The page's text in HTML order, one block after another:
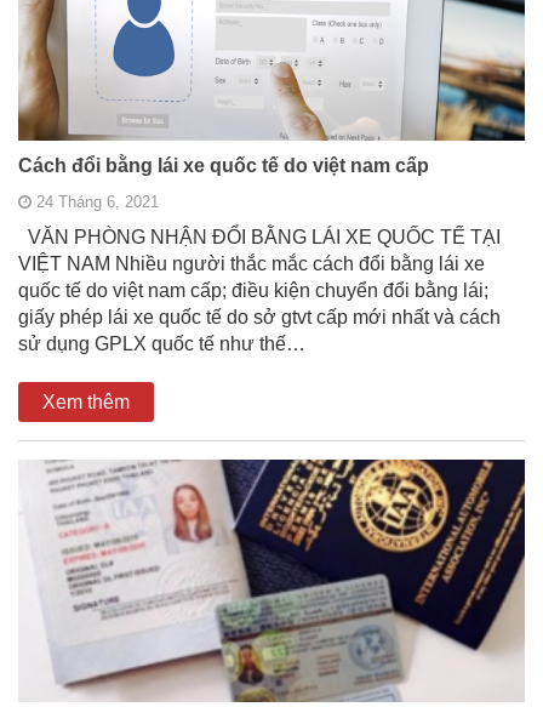
Cách đổi bằng lái xe quốc tế do việt nam cấp
24 Tháng 6, 2021
VĂN PHÒNG NHẬN ĐỔI BẰNG LÁI XE QUỐC TẾ TẠI
VIỆT NAM Nhiều người thắc mắc cách đổi bằng lái xe
quốc tế do việt nam cấp; điều kiện chuyển đổi bằng lái;
giấy phép lái xe quốc tế do sở gtvt cấp mới nhất và cách
sử dụng GPLX quốc tế như thế…
Xem thêm